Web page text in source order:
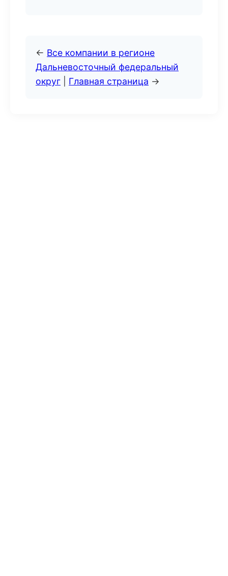
← Все компании в регионе
Дальневосточный федеральный
округ
Главная страница →